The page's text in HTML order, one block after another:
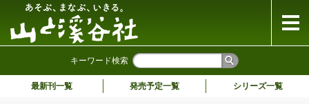
キーワード検索
最新刊一覧 発売予定一覧 シリーズ一覧